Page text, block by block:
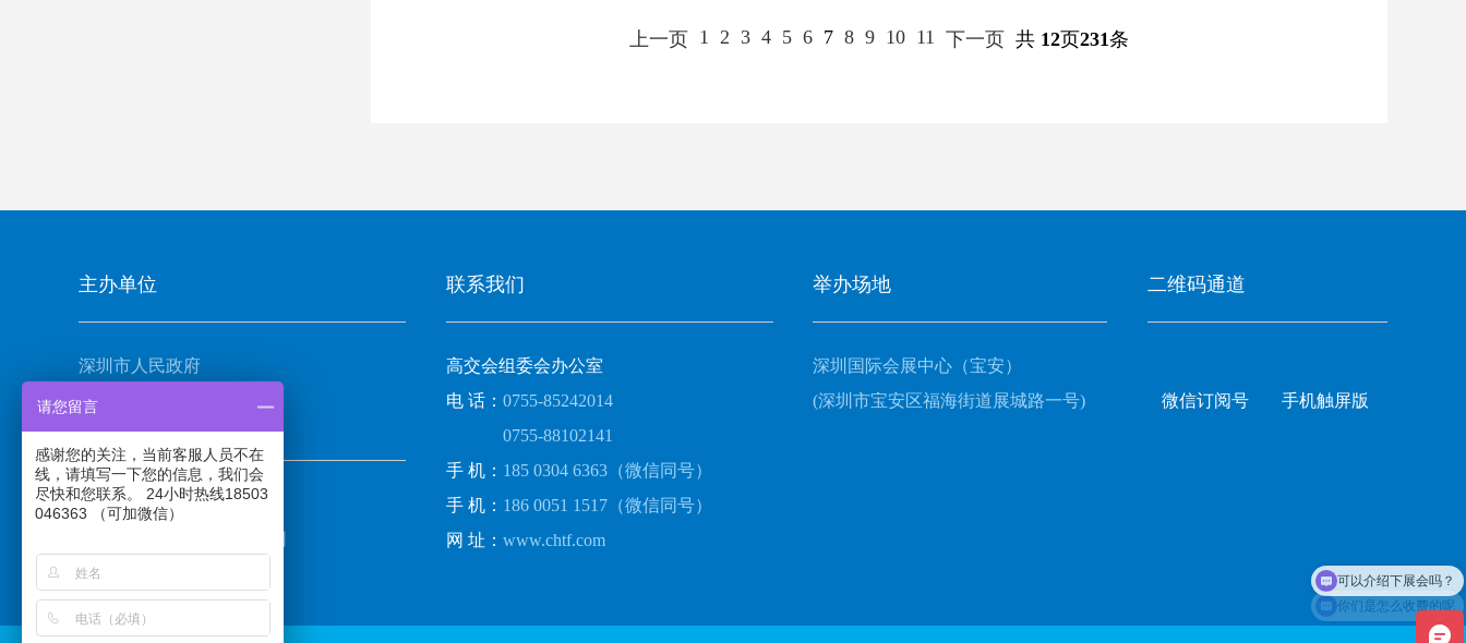
上一页 1 2 3 4 5 6 7 8 9 10 11 下一页 共 12页231条
主办单位
深圳市人民政府
振威国际会展集团
联系我们
高交会组委会办公室
电 话： 0755-85242014
0755-88102141
手 机： 185 0304 6363（微信同号）
手 机： 186 0051 1517（微信同号）
网 址： www.chtf.com
举办场地
深圳国际会展中心（宝安）
(深圳市宝安区福海街道展城路一号)
二维码通道
微信订阅号 手机触屏版
你们是怎么收费的呢
请您留言
感谢您的关注，当前客服人员不在
线，请填写一下您的信息，我们会
尽快和您联系。 24小时热线18503
046363 （可加微信）